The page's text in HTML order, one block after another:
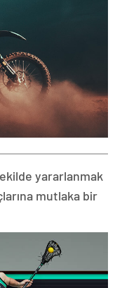
yararlanmak
mutlaka bir